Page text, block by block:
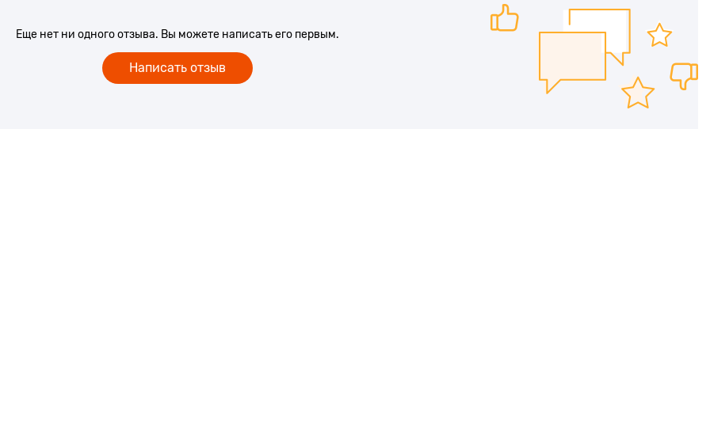
Еще нет ни одного отзыва. Вы можете написать его первым.
Написать отзыв